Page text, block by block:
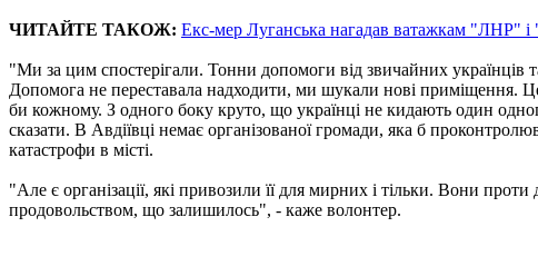
ЧИТАЙТЕ ТАКОЖ: Екс-мер Луганська нагадав ватажкам "ЛНР"
"Ми за цим спостерігали. Тонни допомоги від звичайних українців
Допомога не переставала надходити, ми шукали нові приміщення.
би кожному. З одного боку круто, що українці не кидають один
сказати. В Авдіївці немає організованої громади, яка б
катастрофи в місті.
"Але є організації, які привозили її для мирних і тільки. Вони
продовольством, що залишилось", - каже волонтер.